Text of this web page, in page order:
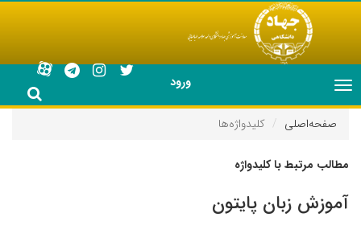
ورود
Toggle
navigation
صفحه‌اصلی
کلیدواژه‌ها
مطالب مرتبط با کلیدواژه
آموزش زبان پایتون